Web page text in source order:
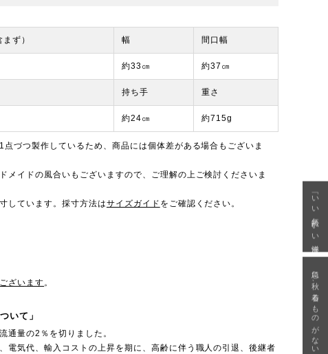
ず） 幅 間口幅
約33㎝ 約37㎝
持ち手 重さ
約24㎝ 約715g
づつ製作しているため、商品には個体差がある場合もございま
メイドの風合いもございますので、ご理解の上ご検討くださいま
しています。採寸方法はサイズガイド をご確認ください。
ざいます 。
いて」
通量の2％を切りました。
電気代、輸入コストの上昇を期に、高齢に伴う職人の引退、後継者
「いい年齢 いい洋服」
急に秋、着るものがない